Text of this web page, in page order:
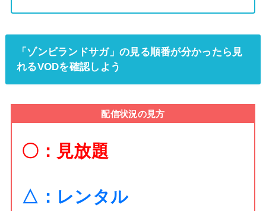
「ゾンビランドサガ」の見る順番が分かったら見
れるVODを確認しよう
配信状況の見方
〇：見放題
△：レンタル